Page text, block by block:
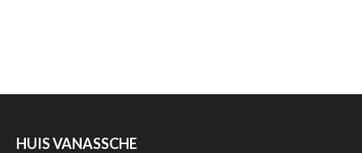
HUIS VANASSCHE